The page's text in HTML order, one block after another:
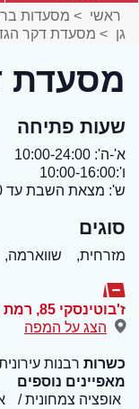
ראשי > מסעדות
גן > מסעדת דקר
מסעדת
שעות פתיחה
א'-ה': 10:00-24:00
ו':10:00-16:00
ש': מצאת השבת עד 03:00
סוגים
מזרחית, שווארמה,
ז'בוטינסקי 85 , רמת
הצג על המפה
כשרות רבנות
מאפיינים נוספים
אופציה צמחונית